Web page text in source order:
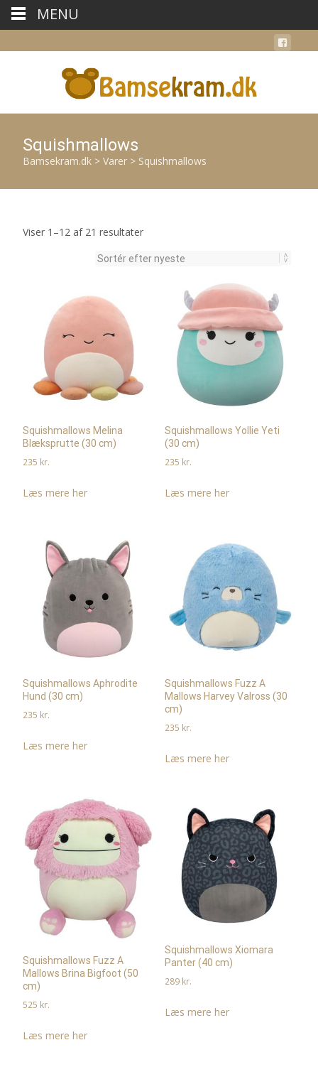
Squishmallows
Bamsekram.dk > Varer > Squishmallows
Viser 1–12 af 21 resultaterSorteret
seneste
Squishmallows Melina
Blæksprutte (30 cm)
235 kr.
Læs mere her
Squishmallows Yollie Yeti
(30 cm)
235 kr.
Læs mere her
Squishmallows Aphrodite
Hund (30 cm)
235 kr.
Læs mere her
Squishmallows Fuzz A
Mallows Harvey Valross (30
cm)
235 kr.
Læs mere her
Squishmallows Fuzz A
Mallows Brina Bigfoot (50
cm)
525 kr.
Læs mere her
Squishmallows Xiomara
Panter (40 cm)
289 kr.
Læs mere her
MENU